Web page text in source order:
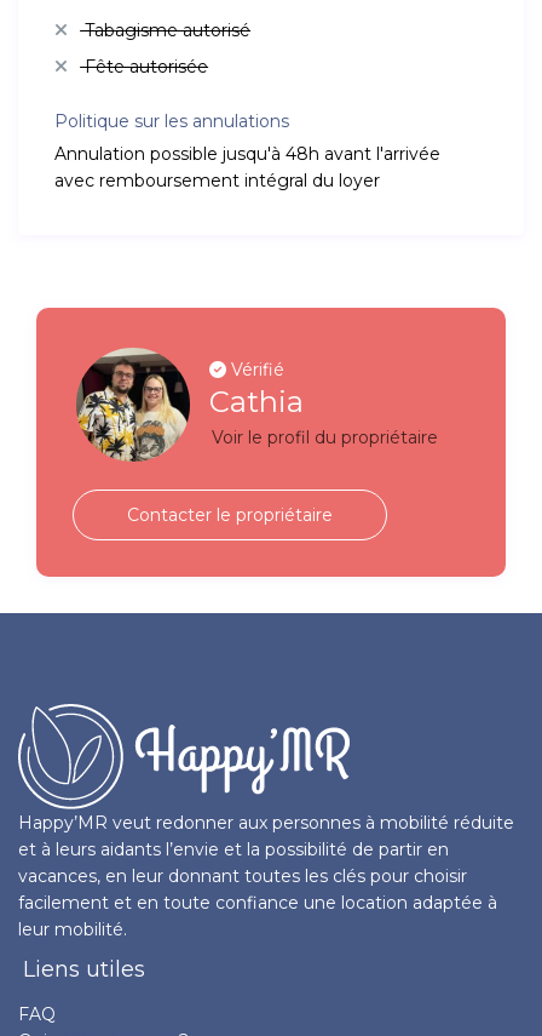
Tabagisme autorisé
Fête autorisée
Politique sur les annulations
Annulation possible jusqu'à 48h avant l'arrivée
avec remboursement intégral du loyer
Vérifié
Cathia
Voir le profil du propriétaire
Contacter le propriétaire
Happy’MR veut redonner aux personnes à mobilité réduite
et à leurs aidants l’envie et la possibilité de partir en
vacances, en leur donnant toutes les clés pour choisir
facilement et en toute confiance une location adaptée à
leur mobilité.
Liens utiles
FAQ